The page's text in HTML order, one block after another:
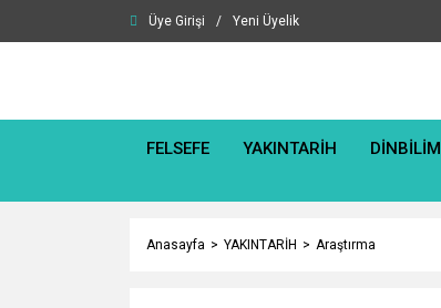
Üye Girişi / Yeni Üyelik
FELSEFE YAKINTARİH DİNBİLİM
Anasayfa YAKINTARİH Araştırma